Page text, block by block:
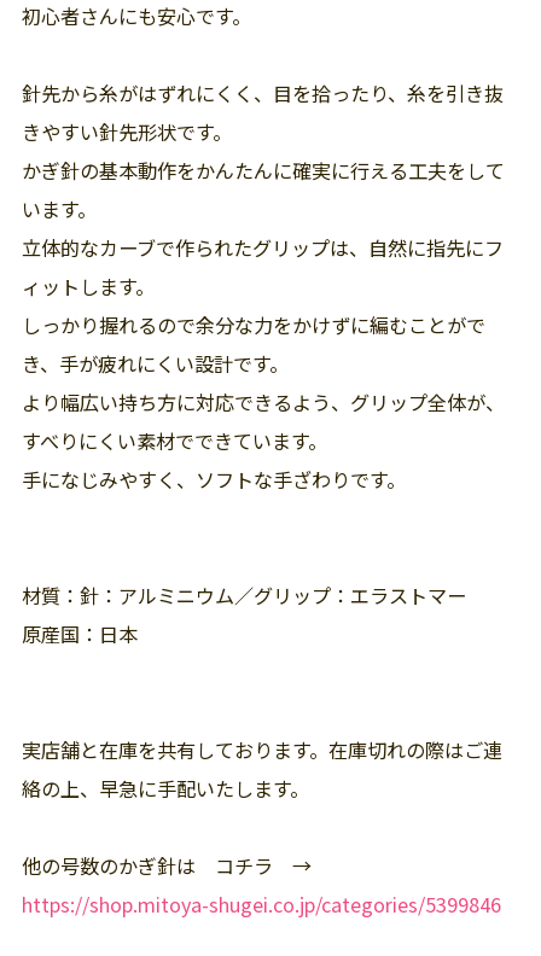
初心者さんにも安心です。
針先から糸がはずれにくく、目を拾ったり、糸を引き抜
きやすい針先形状です。
かぎ針の基本動作をかんたんに確実に行える工夫をして
います。
立体的なカーブで作られたグリップは、自然に指先にフ
ィットします。
しっかり握れるので余分な力をかけずに編むことがで
き、手が疲れにくい設計です。
より幅広い持ち方に対応できるよう、グリップ全体が、
すべりにくい素材でできています。
手になじみやすく、ソフトな手ざわりです。
材質：針：アルミニウム／グリップ：エラストマー
原産国：日本
実店舗と在庫を共有しております。在庫切れの際はご連
絡の上、早急に手配いたします。
他の号数のかぎ針は コチラ →
https://shop.mitoya-shugei.co.jp/categories/5399846